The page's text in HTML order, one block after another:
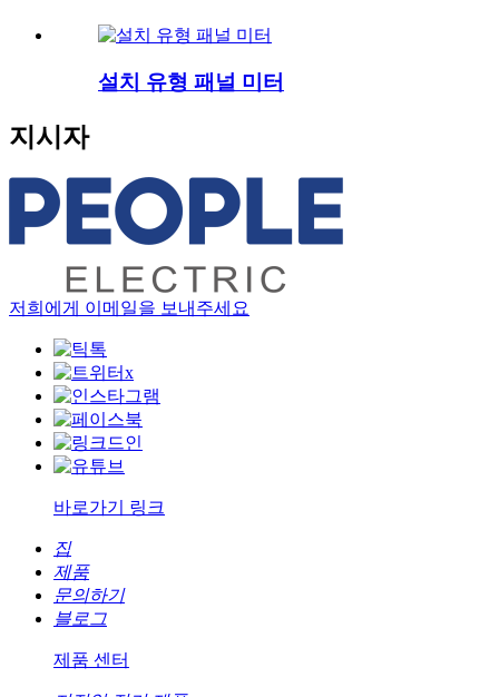
설치 유형 패널 미터
지시자
저희에게 이메일을 보내주세요
바로가기 링크
집
제품
문의하기
블로그
제품 센터